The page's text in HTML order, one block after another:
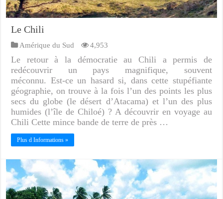
Le Chili
Amérique du Sud 4,953
Le retour à la démocratie au Chili a permis de
redécouvrir un pays magnifique, souvent
méconnu. Est-ce un hasard si, dans cette stupéfiante
géographie, on trouve à la fois l’un des points les plus
secs du globe (le désert d’Atacama) et l’un des plus
humides (l’île de Chiloé) ? A découvrir en voyage au
Chili Cette mince bande de terre de près …
Plus d Informations »